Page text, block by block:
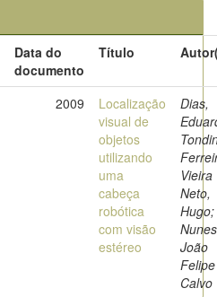
Data do
documento
Título
2009
Localização
visual de
objetos
utilizando
uma
cabeça
robótica
com visão
estéreo
Dias,
Vieira
Neto,
Hugo;
João
Felipe
Calvo